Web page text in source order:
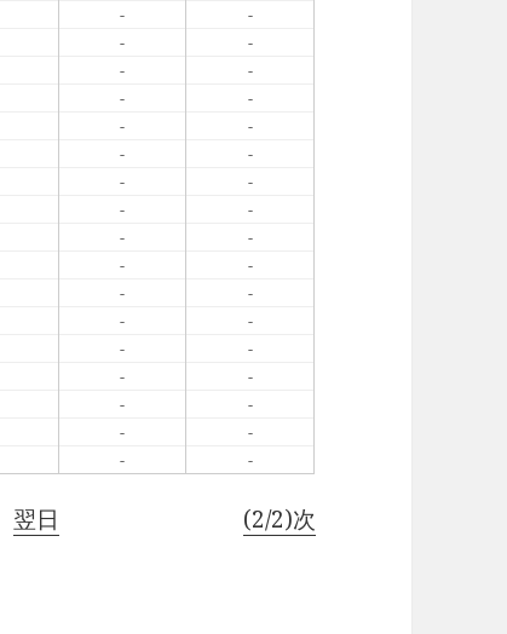
-
-
-
-
-
-
-
-
-
-
-
-
-
-
-
-
-
-
-
-
-
-
-
-
-
-
-
-
-
-
-
-
- -
翌日 (2/2)次